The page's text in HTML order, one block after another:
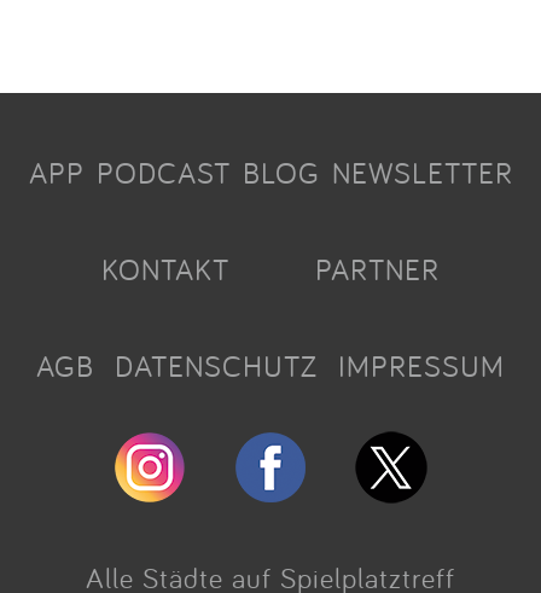
APP PODCAST BLOG NEWSLETTER
KONTAKT PARTNER
AGB DATENSCHUTZ IMPRESSUM
Alle Städte auf Spielplatztreff